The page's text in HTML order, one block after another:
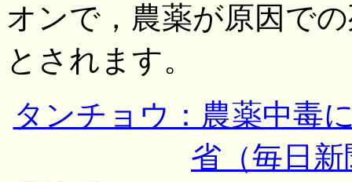
オンで，農薬が原因で
とされます。
タンチョウ：農薬中毒
省（毎日新